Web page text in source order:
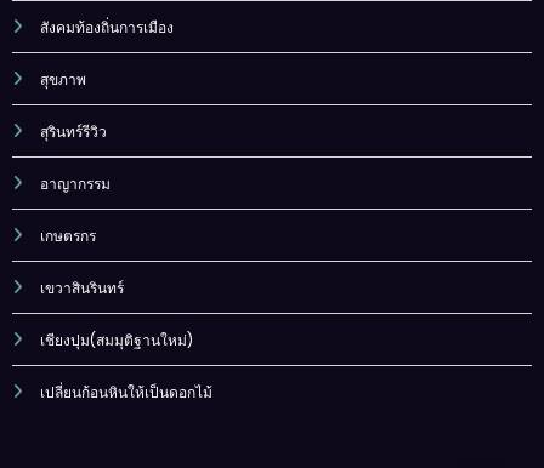
สังคมท้องถิ่นการเมือง
สุขภาพ
สุรินทร์รีวิว
อาญากรรม
เกษตรกร
เขวาสินรินทร์
เชียงปุม(สมมุติฐานใหม่)
เปลี่ยนก้อนหินให้เป็นดอกไม้